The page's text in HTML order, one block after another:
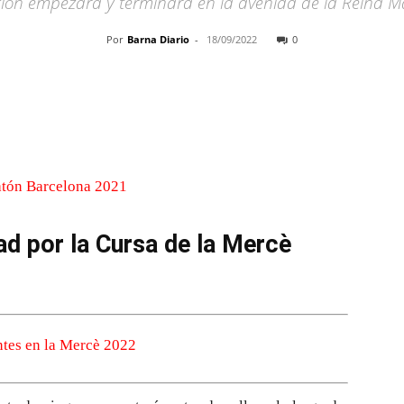
Por Barna Diario - 18/09/2022 0
por la Cursa de la Mercè
en la Mercè 2022